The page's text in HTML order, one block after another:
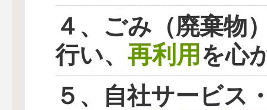
４、ごみ（廃棄物
行い、 再利用を心
５、自社サービス